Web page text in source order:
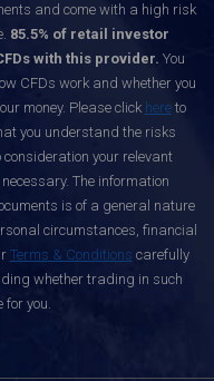
and come with a high risk
85.5% of retail investor
with this provider. You
CFDs work and whether you
money. Please click hereto
you understand the risks
your relevant
The information
is of a general nature
circumstances, financial
Terms & Conditions carefully
whether trading in such
you.